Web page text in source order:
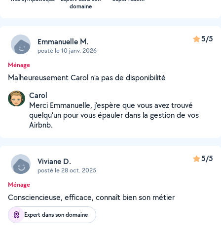
domaine
Emmanuelle M.
posté le 10 janv. 2026
5/5
Ménage
Malheureusement Carol n’a pas de disponibilité
Carol
Merci Emmanuelle, j'espère que vous avez trouvé
quelqu'un pour vous épauler dans la gestion de vos
Airbnb.
Viviane D.
posté le 28 oct. 2025
5/5
Ménage
Consciencieuse, efficace, connaît bien son métier
Expert dans son domaine